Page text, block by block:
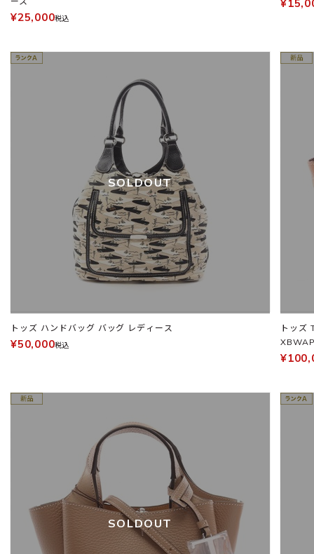
¥25,000税込
SOLDOUT
トッズ ハンドバッグ バッグ レディース
¥50,000税込
トッズ
SOLDOUT